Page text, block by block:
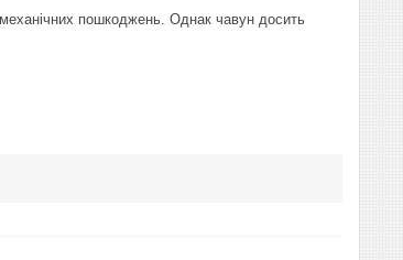
пошкоджень. Однак чавун досить